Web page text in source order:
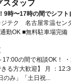
スタッフ
9時〜17時の間でシフ
ジテク 名古屋常温セン
勤OK ■無料駐車場完備
17:00の間で相談OK！
きる方大歓迎】 月 ：
み」「土日祝...